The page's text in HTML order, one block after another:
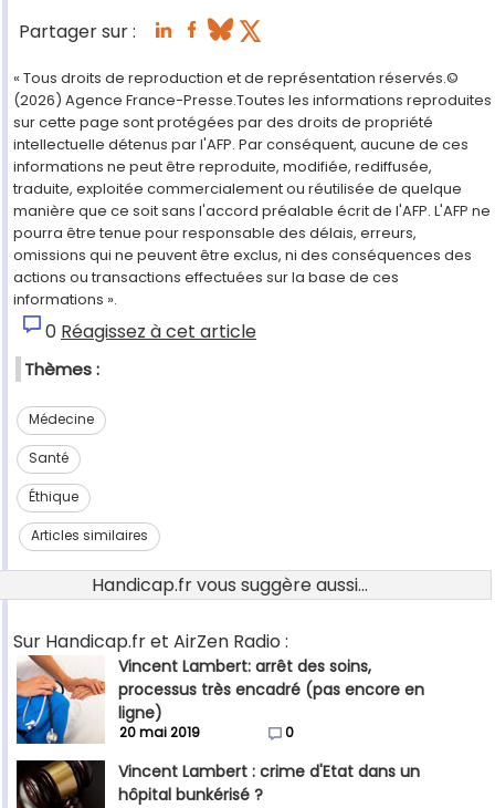
Partager sur :
« Tous droits de reproduction et de représentation réservés.©
(2026) Agence France-Presse.Toutes les informations reproduites
sur cette page sont protégées par des droits de propriété
intellectuelle détenus par l'AFP. Par conséquent, aucune de ces
informations ne peut être reproduite, modifiée, rediffusée,
traduite, exploitée commercialement ou réutilisée de quelque
manière que ce soit sans l'accord préalable écrit de l'AFP. L'AFP ne
pourra être tenue pour responsable des délais, erreurs,
omissions qui ne peuvent être exclus, ni des conséquences des
actions ou transactions effectuées sur la base de ces
informations ».
0 Réagissez à cet article
Thèmes :
Médecine
Santé
Éthique
Articles similaires
Handicap.fr vous suggère aussi...
Sur Handicap.fr et AirZen Radio :
Vincent Lambert: arrêt des soins,
processus très encadré (pas encore en
ligne)
20 mai 2019 0
Vincent Lambert : crime d'Etat dans un
hôpital bunkérisé ?